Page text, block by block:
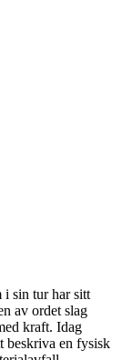
i sin tur har sitt
av ordet slag
kraft. Idag
beskriva en fysisk